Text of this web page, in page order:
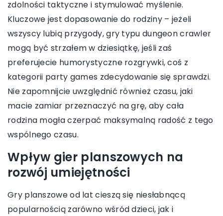
zdolności taktyczne i stymulować myślenie.
Kluczowe jest dopasowanie do rodziny – jeżeli
wszyscy lubią przygody, gry typu dungeon crawler
mogą być strzałem w dziesiątkę, jeśli zaś
preferujecie humorystyczne rozgrywki, coś z
kategorii party games zdecydowanie się sprawdzi.
Nie zapomnijcie uwzględnić również czasu, jaki
macie zamiar przeznaczyć na grę, aby cała
rodzina mogła czerpać maksymalną radość z tego
wspólnego czasu.
Wpływ gier planszowych na
rozwój umiejętności
Gry planszowe od lat cieszą się niesłabnącą
popularnością zarówno wśród dzieci, jak i